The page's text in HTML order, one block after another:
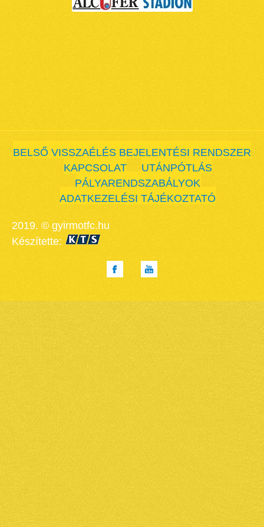
BELSŐ VISSZAÉLÉS BEJELENTÉSI RENDSZER
KAPCSOLAT
UTÁNPÓTLÁS
PÁLYARENDSZABÁLYOK
ADATKEZELÉSI TÁJÉKOZTATÓ
2019. © gyirmotfc.hu
Készítette: